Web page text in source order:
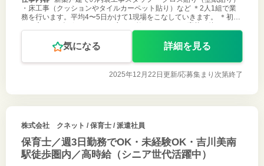
・床工事（クッションやタイルカーペット貼り）など ＊2人1組で業
務を行います。平均4〜5日かけて1現場をこなしていきます。 ＊初め
気になる 詳細を見る
2025年12月22日更新/応募集まり次第終了
株式会社 クネット / 保育士 / 派遣社員
保育士／週3日勤務でOK・未経験OK・吉川美南
駅徒歩圏内／高時給（シニア世代活躍中）